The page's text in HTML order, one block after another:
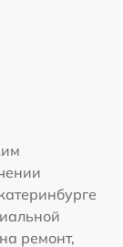
ремонт,